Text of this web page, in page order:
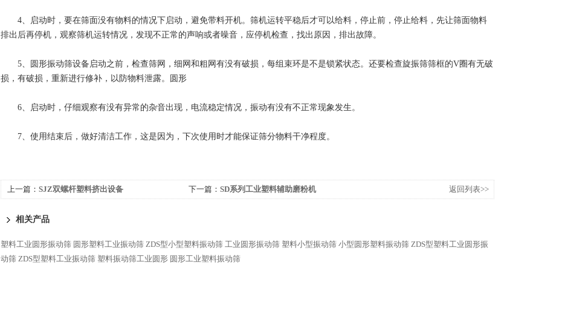
4、启动时，要在筛面没有物料的情况下启动，避免带料开机。筛机运转平稳后才可以给料，停止前，停止给料，先让筛面物料
排出后再停机，观察筛机运转情况，发现不正常的声响或者噪音，应停机检查，找出原因，排出故障。
5、圆形振动筛设备启动之前，检查筛网，细网和粗网有没有破损，每组束环是不是锁紧状态。还要检查旋振筛筛框的V圈有无破
损，有破损，重新进行修补，以防物料泄露。圆形
6、启动时，仔细观察有没有异常的杂音出现，电流稳定情况，振动有没有不正常现象发生。
7、使用结束后，做好清洁工作，这是因为，下次使用时才能保证筛分物料干净程度。
上一篇： SJZ双螺杆塑料挤出设备 下一篇： SD系列工业塑料辅助磨粉机 返回列表>>
相关产品
塑料工业圆形振动筛 圆形塑料工业振动筛 ZDS型小型塑料振动筛 工业圆形振动筛 塑料小型振动筛 小型圆形塑料振动筛 ZDS型塑料工业圆形振
动筛 ZDS型塑料工业振动筛 塑料振动筛工业圆形 圆形工业塑料振动筛